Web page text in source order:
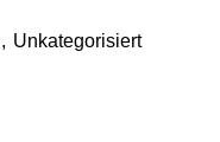
, Unkategorisiert